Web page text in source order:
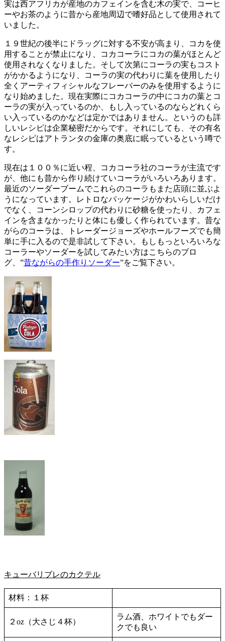
実は西アフリカが産地のカフェインを含む木の実で、コーヒ
ーやお茶のように昔から産地周辺で嗜好品として使用されて
いました。
１９世紀の後半にドラッグに対する不安が高まり、コカを使
用することが禁止になり、コカコーラにコカの葉がほとんど
使用されなくなりました。そして次第にコーラの実もコスト
がかかるようになり、コーラの実の代わりに葉を使用したり
全くアーティフィシャルなフレーバーのみを使用するように
なり始めました。現在実際にコカコーラの中にコカの葉とコ
ーラの実が入っているのか、もし入っているのならどれくら
い入っているのかなどは定かではありません。というのも詳
しいレシピは企業秘密だからです。それにしても、その有名
なレシピはアトランタの金庫の奥底に眠っているという噂で
す。
現在は１００％に近い程、コカコーラ社のコーラが主流です
が、他にも昔から作り続けていコーラがいろいろあります。
最近のソーダーブームでこれらのコーラもまた店頭に並ぶよ
うになっています。レトロなパッケージがかわいらしいだけ
でなく、コーンシロップの代わりに砂糖を使ったり、カフェ
インを含まなかったりと体にも優しく作られています。昔な
がらのコーラは、トレーダージョーズやホールフーズでも簡
単に手に入るので是非試して下さい。もしもっといろいろな
コーラーやソーダーを試してみたい方はこちらのブロ
グ、”昔ながらの手作りソーダー”をご覧下さい。
キューバリブレのカクテル
材料：１杯
２oz（大さじ４杯）
ラム酒、ホワイトでもダー
クでも良い